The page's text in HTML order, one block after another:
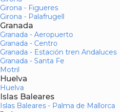
Girona - Figueres
Girona - Palafrugell
Granada
Granada - Aeropuerto
Granada - Centro
Granada - Estación tren Andaluces
Granada - Santa Fe
Motril
Huelva
Huelva
Islas Baleares
Islas Baleares - Palma de Mallorca